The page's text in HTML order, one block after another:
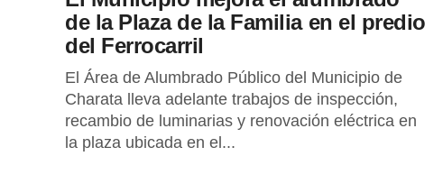
de la Plaza de la Familia en el predio
del Ferrocarril
El Área de Alumbrado Público del Municipio de
Charata lleva adelante trabajos de inspección,
recambio de luminarias y renovación eléctrica en
la plaza ubicada en el...